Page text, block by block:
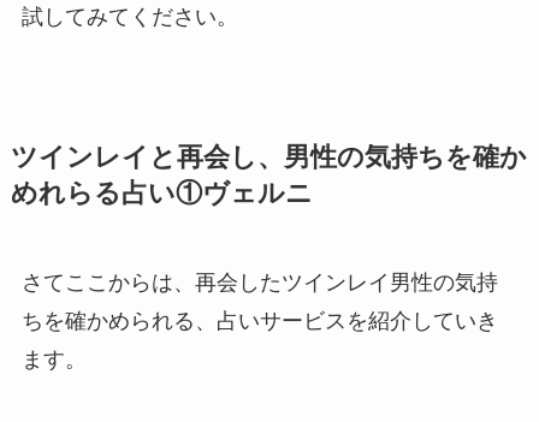
試してみてください。
ツインレイと再会し、男性の気持ちを確か
めれらる占い①ヴェルニ
さてここからは、再会したツインレイ男性の気持
ちを確かめられる、占いサービスを紹介していき
ます。